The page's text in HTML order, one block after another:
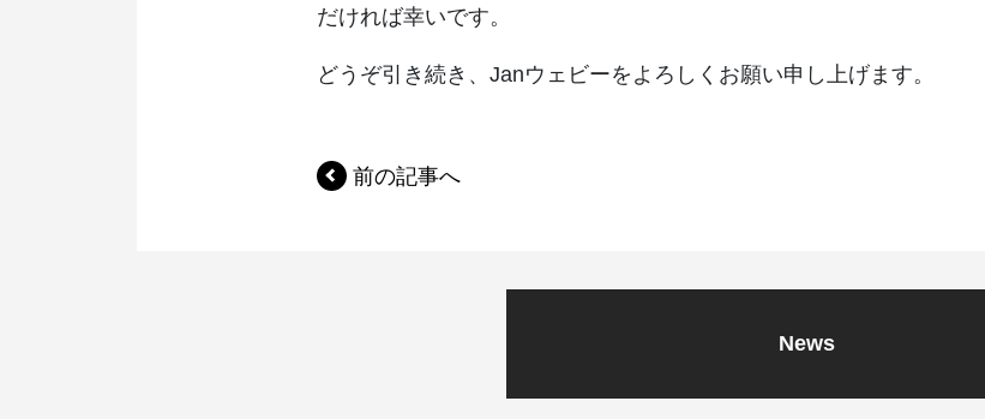
だければ幸いです。
どうぞ引き続き、Janウェビーをよろしくお願い申し上げます。
前の記事へ
News